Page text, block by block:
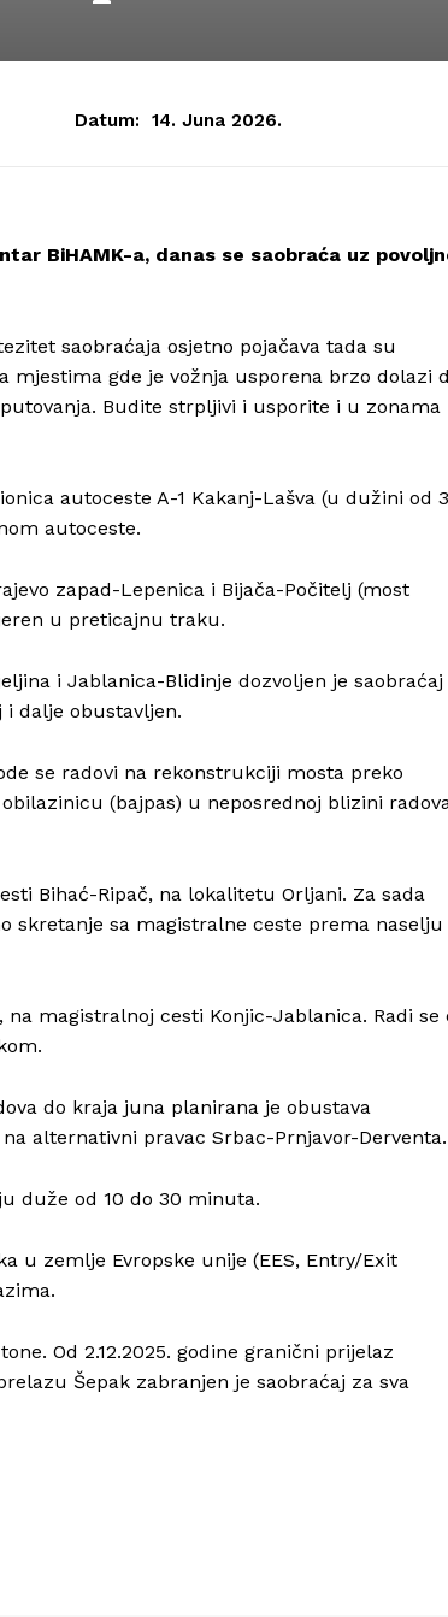
O nama
Impressum
Datum: 14. Juna 2026.
BiHAMK-a, danas se saobraća uz
saobraćaja osjetno pojačava tada su
mjestima gde je vožnja usporena brzo dolazi
Budite strpljivi i usporite i u zonama
autoceste A-1 Kakanj-Lašva (u dužini od 3
autoceste.
zapad-Lepenica i Bijača-Počitelj (most
u preticajnu traku.
i Jablanica-Blidinje dozvoljen je saobraćaj
i dalje obustavljen.
se radovi na rekonstrukciji mosta preko
(bajpas) u neposrednoj blizini
Bihać-Ripač, na lokalitetu Orljani. Za sada
skretanje sa magistralne ceste prema naselju
magistralnoj cesti Konjic-Jablanica. Radi se
do kraja juna planirana je obustava
alternativni pravac Srbac-Prnjavor-Derventa.
duže od 10 do 30 minuta.
u zemlje Evropske unije (EES, Entry/Exit
Od 2.12.2025. godine granični prijelaz
Šepak zabranjen je saobraćaj za sva